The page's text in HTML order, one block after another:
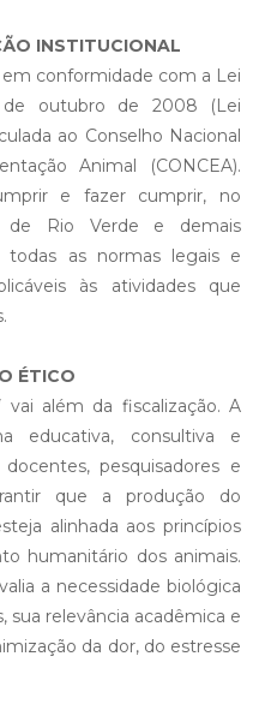
INSTITUCIONAL
conformidade com a Lei
de outubro de 2008 (Lei
ao Conselho Nacional
Animal (CONCEA).
e fazer cumprir, no
de Rio Verde e demais
todas as normas legais e
às atividades que
ÉTICO
vai além da fiscalização. A
educativa, consultiva e
docentes, pesquisadores e
que a produção do
alinhada aos princípios
humanitário dos animais.
a necessidade biológica
sua relevância acadêmica e
da dor, do estresse